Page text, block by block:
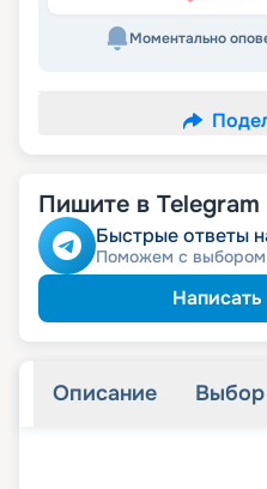
Моментально
Пишите в Telegram
Быстрые ответы
Поможем с выбором
Написать
Описание